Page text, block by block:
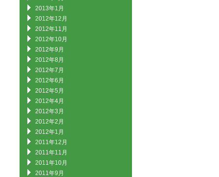
2013年1月
2012年12月
2012年11月
2012年10月
2012年9月
2012年8月
2012年7月
2012年6月
2012年5月
2012年4月
2012年3月
2012年2月
2012年1月
2011年12月
2011年11月
2011年10月
2011年9月